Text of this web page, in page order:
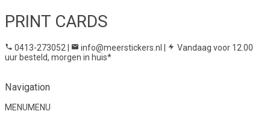
PRINT CARDS
0413-273052 | info@meerstickers.nl |
Vandaag voor 12.00
uur besteld, morgen in huis*
Navigation
MENUMENU